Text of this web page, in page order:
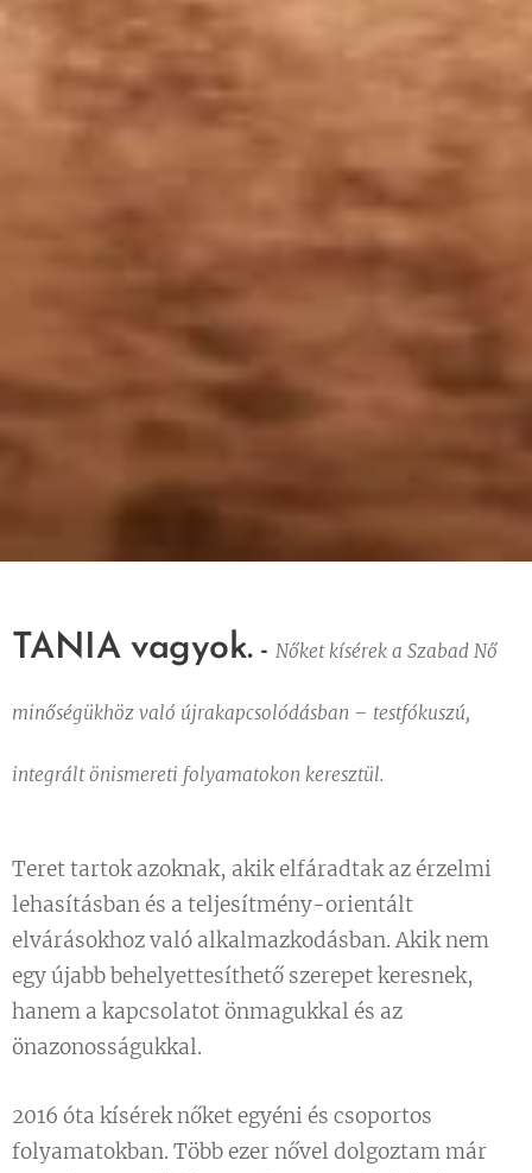
TANIA vagyok.- Nőket kísérek a Szabad Nő
minőségükhöz való újrakapcsolódásban – testfókuszú,
integrált önismereti folyamatokon keresztül.
Teret tartok azoknak, akik elfáradtak az érzelmi
lehasításban és a teljesítmény-orientált
elvárásokhoz való alkalmazkodásban. Akik nem
egy újabb behelyettesíthető szerepet keresnek,
hanem a kapcsolatot önmagukkal és az
önazonosságukkal.
2016 óta kísérek nőket egyéni és csoportos
folyamatokban. Több ezer nővel dolgoztam már